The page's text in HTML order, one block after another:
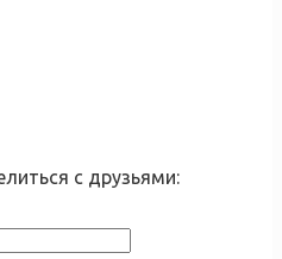
с друзьями: